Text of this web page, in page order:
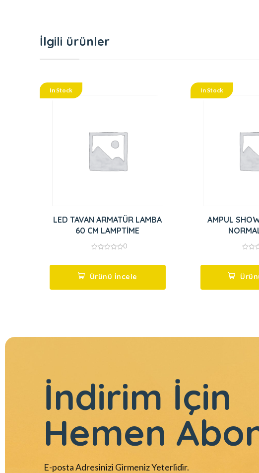
İlgili ürünler
In Stock
LED TAVAN ARMATÜR LAMBA
60 CM LAMPTİME
5
0
Ürünü İncele
In Stock
AMPUL
5
İndirim İçin
Hemen
E-posta Adresinizi Girmeniz Yeterlidir.